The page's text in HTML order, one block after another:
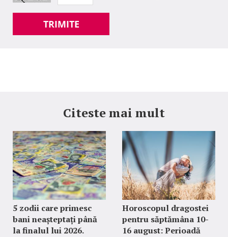
TRIMITE
Citeste mai mult
5 zodii care primesc
bani neașteptați până
la finalul lui 2026.
Horoscopul dragostei
pentru săptămâna 10-
16 august: Perioadă